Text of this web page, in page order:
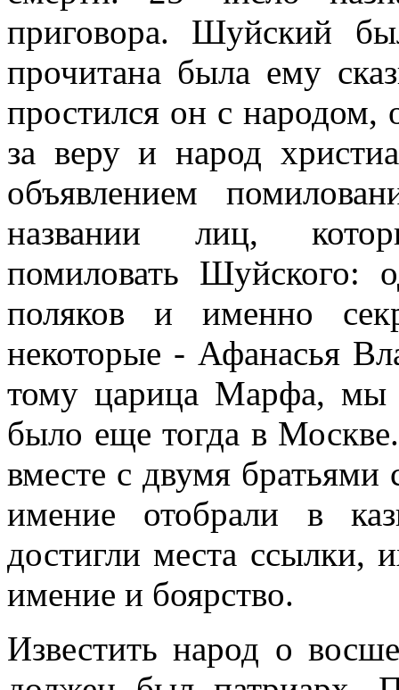
приговора. Шуйский
прочитана была ему
простился он с народом,
за веру и народ
объявлением
названии лиц,
помиловать Шуйского:
поляков и именно
некоторые - Афанасья
тому царица Марфа, мы
было еще тогда в
вместе с двумя
имение отобрали в
достигли места ссылки,
имение и боярство.
Известить народ о